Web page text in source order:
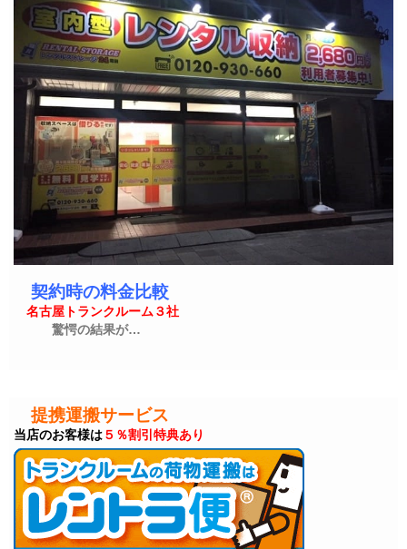
契約時の料金比較
名古屋トランクルーム３社
驚愕の結果が…
提携運搬サービス
当店のお客様は５％割引特典あり